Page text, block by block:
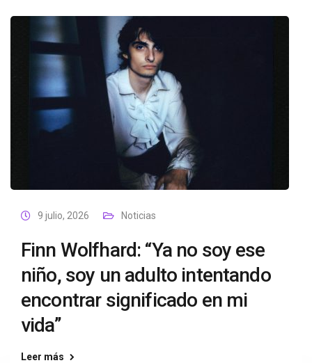
9 julio, 2026 Noticias
Finn Wolfhard: “Ya no soy ese
niño, soy un adulto intentando
encontrar significado en mi
vida”
Leer más